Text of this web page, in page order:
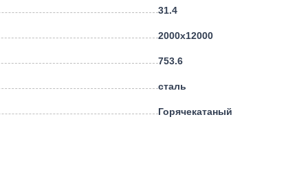
31.4
2000х12000
753.6
сталь
Горячекатаный